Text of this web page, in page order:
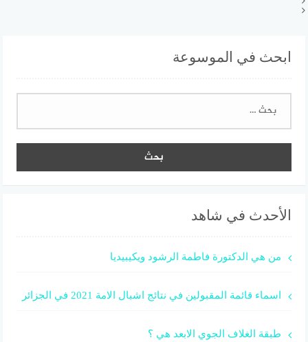
ابحث في الموسوعة
البحث
الأحدث في شاهد
من هي الدكتورة فاطمة الرشود ويكيبيديا
اسماء قائمة المقبولين في نتائج اشبال الامة 2021 في الجزائر
طبقة الغلاف الجوي الابعد هي ؟